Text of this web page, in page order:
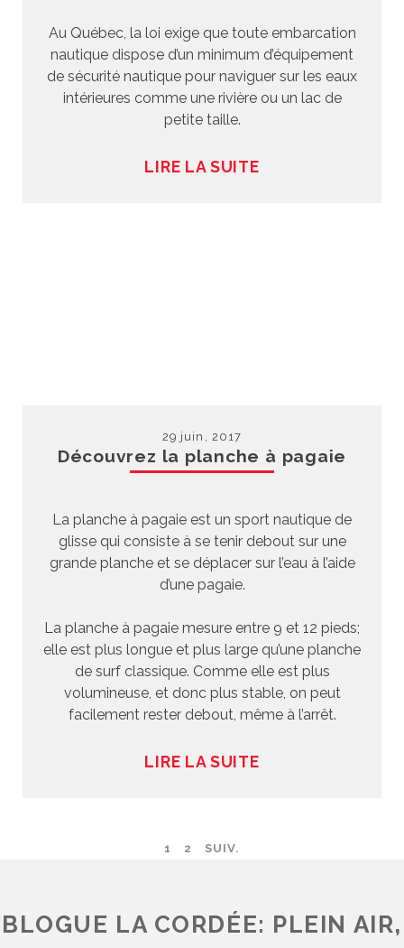
Au Québec, la loi exige que toute embarcation
nautique dispose d’un minimum d’équipement
de sécurité nautique pour naviguer sur les eaux
intérieures comme une rivière ou un lac de
petite taille.
LIRE LA SUITE
29 juin, 2017
Découvrez la planche à pagaie
La planche à pagaie est un sport nautique de
glisse qui consiste à se tenir debout sur une
grande planche et se déplacer sur l’eau à l’aide
d’une pagaie.
La planche à pagaie mesure entre 9 et 12 pieds;
elle est plus longue et plus large qu’une planche
de surf classique. Comme elle est plus
volumineuse, et donc plus stable, on peut
facilement rester debout, même à l’arrêt.
LIRE LA SUITE
1 2 SUIV.
BLOGUE LA CORDÉE: PLEIN AIR,